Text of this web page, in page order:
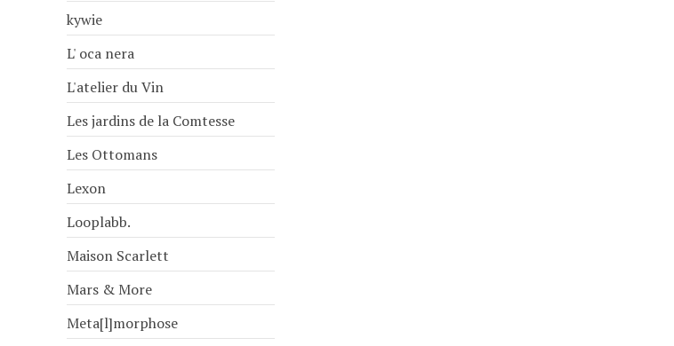
kywie
L' oca nera
L'atelier du Vin
Les jardins de la Comtesse
Les Ottomans
Lexon
Looplabb.
Maison Scarlett
Mars & More
Meta[l]morphose